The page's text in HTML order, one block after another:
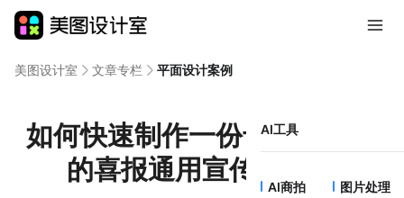
AI工具
AI商拍
图片处理
美图设计室 文章专栏 平面设计案例
如何快速制作一份专业感十足
的喜报通用宣传模板？